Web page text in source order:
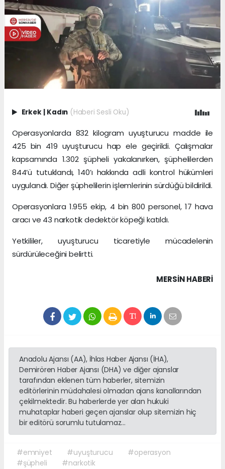
Erkek | Kadın (Haberi Sesli Oku)
Operasyonlarda 832 kilogram uyuşturucu madde ile
425 bin 419 uyuşturucu hap ele geçirildi. Çalışmalar
kapsamında 1.302 şüpheli yakalanırken, şüphelilerden
844’ü tutuklandı, 140’ı hakkında adli kontrol hükümleri
uygulandı. Diğer şüphelilerin işlemlerinin sürdüğü bildirildi.
Operasyonlara 1.955 ekip, 4 bin 800 personel, 17 hava
aracı ve 43 narkotik dedektör köpeği katıldı.
Yetkililer, uyuşturucu ticaretiyle mücadelenin
sürdürüleceğini belirtti.
MERSIN HABERİ
Anadolu Ajansı (AA), İhlas Haber Ajansı (İHA),
Demirören Haber Ajansı (DHA) ve diğer ajanslar
tarafından eklenen tüm haberler, sitemizin
editörlerinin müdahalesi olmadan ajans kanallarından
çekilmektedir. Bu haberlerde yer alan hukuki
muhataplar haberi geçen ajanslar olup sitemizin hiç
bir editörü sorumlu tutulamaz...
#emniyet #uyuşturucu
#operasyon
#şüpheli
#narkotik